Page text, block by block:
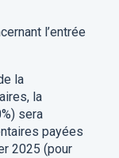
l’entrée
la
la
sera
payées
2025 (pour